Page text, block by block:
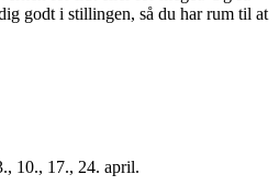
godt i stillingen, så du har rum til at
10., 17., 24. april.